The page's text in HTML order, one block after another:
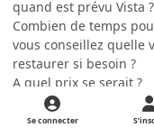
quand est prévu Vista ?
Combien de temps
vous conseillez quelle
restaurer si besoin ?
A quel prix se serait ?
Qu'est ce qui gênera si
Même question avec
Se connecter